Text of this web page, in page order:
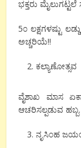
ಭಕ್ತರು
5೦ ಲಕ್ಷಗಳಷ್ಟು
ಅಚ್ಚರಿಯೆ!!
ಕಲ್ಯಾಣೋತ್ಸವ
ವೈಶಾಖ ಮಾಸ
ಆಚರಿಸಲ್ಪಡುವ ಹಬ್ಬ.
ನೃಸಿ೦ಹ